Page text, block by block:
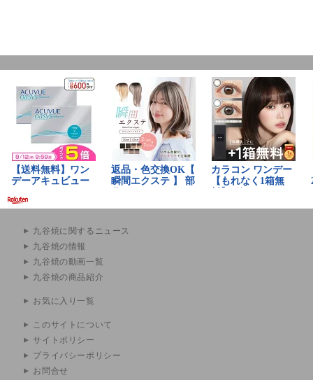
九谷焼に関するニュース
九谷焼の情報
九谷焼の動画一覧
九谷焼の商品紹介
お気に入り一覧
このサイトについて
サイトポリシー
プライバシーポリシー
お問合せ